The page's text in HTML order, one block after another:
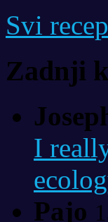
Svi
Zadnji
I
Pajo